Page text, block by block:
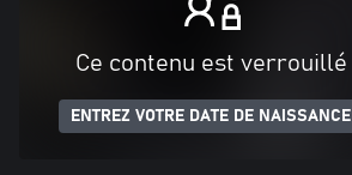
Ce contenu est verrouillé
ENTREZ VOTRE DATE DE NAISSANCE